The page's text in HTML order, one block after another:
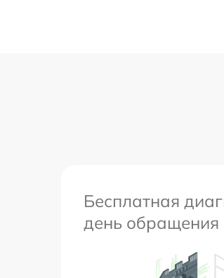
Бесплатная
день обращения